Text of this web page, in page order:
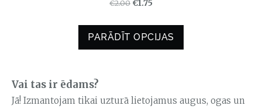
Vai tas ir ēdams?
Jā! Izmantojam tikai uzturā lietojamus augus, ogas un
€2.00 €1.75
PARĀDĪT OPCIJAS